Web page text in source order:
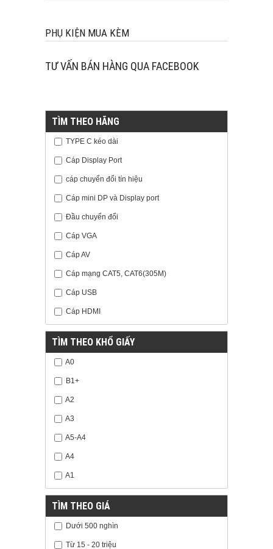
PHỤ KIỆN MUA KÈM
TƯ VẤN BÁN HÀNG QUA FACEBOOK
TÌM THEO HÃNG
TYPE C kéo dài
Cáp Display Port
cáp chuyển đổi tín hiệu
Cáp mini DP và Display port
Đầu chuyển đổi
Cáp VGA
Cáp AV
Cáp mạng CAT5, CAT6(305M)
Cáp USB
Cáp HDMI
TÌM THEO KHỔ GIẤY
A0
B1+
A2
A3
A5-A4
A4
A1
TÌM THEO GIÁ
Dưới 500 nghìn
Từ 15 - 20 triệu